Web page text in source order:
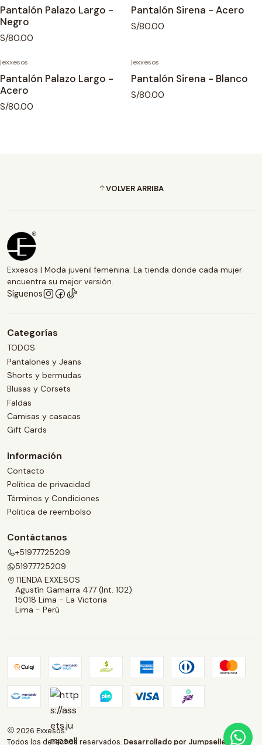
Pantalón Palazo Largo -
Negro
S/80.00
Pantalón Sirena - Acero
S/80.00
|exxesos
Pantalón Palazo Largo -
Acero
S/80.00
|exxesos
Pantalón Sirena - Blanco
S/80.00
VOLVER ARRIBA
Exxesos | Moda juvenil femenina: La tienda donde cada mujer
encuentra su mejor versión.
Síguenos
Categorías
TODOS
Pantalones y Jeans
Shorts y bermudas
Blusas y Corsets
Faldas
Camisas y casacas
Gift Cards
Información
Contacto
Política de privacidad
Términos y Condiciones
Politica de reembolso
Contáctanos
+51977725209
51977725209
TIENDA EXXESOS
Agustín Gamarra 477 (Int. 102)
15018 Lima - La Victoria
Lima - Perú
2026 Exxesos.
Todos los derechos reservados. Desarrollado por Jumpseller